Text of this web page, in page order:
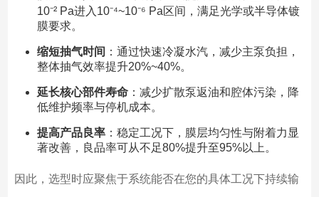
10⁻² Pa进入10⁻⁴~10⁻⁶ Pa区间，满足光学或半导体镀
膜要求。
缩短抽气时间 ：通过快速冷凝水汽，减少主泵负担，
整体抽气效率提升20%~40%。
延长核心部件寿命：减少扩散泵返油和腔体污染，降
低维护频率与停机成本。
提高产品良率：稳定工况下，膜层均匀性与附着力显
著改善，良品率可从不足80%提升至95%以上。
因此，选型时应聚焦于系统能否在您的具体工况下持续输